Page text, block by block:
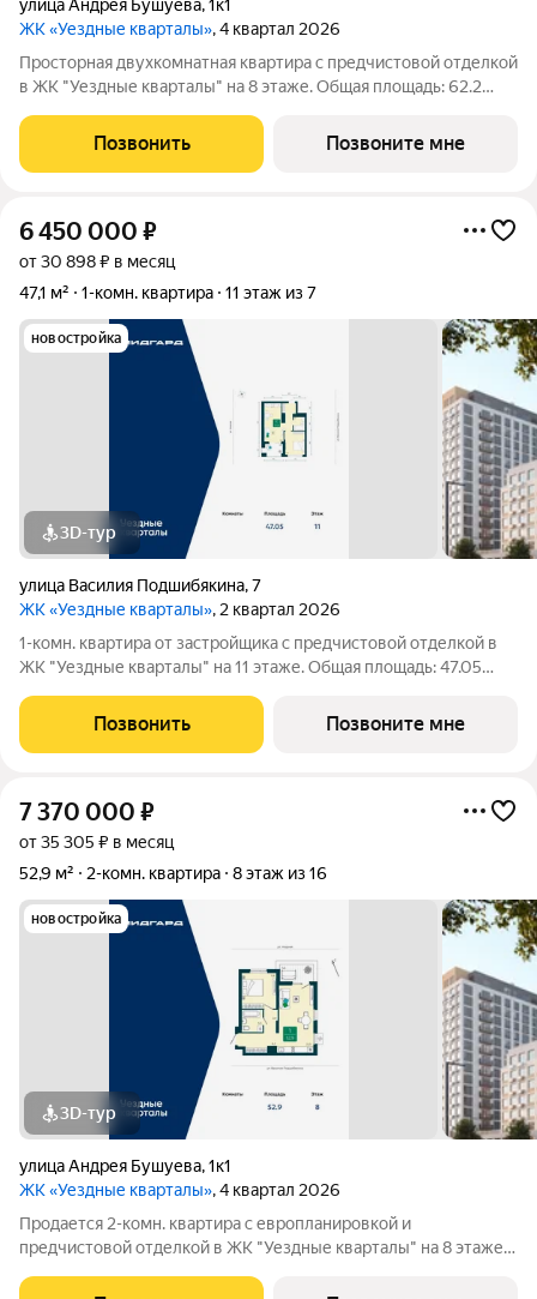
улица Андрея Бушуева,1к1
ЖК «Уездные кварталы», 4 квартал 2026
Просторная двухкомнатная квартира с предчистовой отделкой
в ЖК "Уездные кварталы" на 8 этаже. Общая площадь: 62.2
кв.м. Комнаты изолированные, все окна выходят на одну
сторону. В
Позвонить Позвоните мне
6 450 000 ₽
от 30 898 ₽ в месяц
47,1 м²
1-комн. квартира 11 этаж из 7
новостройка
3D-тур
улица Василия Подшибякина,7
ЖК «Уездные кварталы», 2 квартал 2026
1-комн. квартира от застройщика с предчистовой отделкой в
ЖК "Уездные кварталы" на 11 этаже. Общая площадь: 47.05
18.63 кв.м. Все окна выходят на одну сторону. В квартире одна
лоджия, один
Позвонить Позвоните мне
7 370 000 ₽
от 35 305 ₽ в месяц
52,9 м²
2-комн. квартира 8 этаж из 16
новостройка
3D-тур
улица Андрея Бушуева,1к1
ЖК «Уездные кварталы», 4 квартал 2026
Продается 2-комн. квартира с европланировкой и
предчистовой отделкой в ЖК "Уездные кварталы" на 8 этаже.